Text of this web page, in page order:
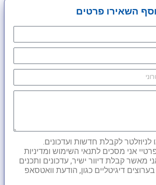
השאירו פרטים
לניוזלטר לקבלת חדשות ועדכונים.
אני מסכים לתנאי השימוש ומדיניות
מאשר קבלת דיוור ישיר, עדכונים ותכנים
דיגיטליים כגון, הודעת וואטסאפ